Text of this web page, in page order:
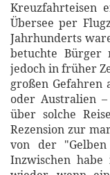
Kreuzfahrteisen
Übersee per
Jahrhunderts
betuchte Bürger
jedoch in früher
großen
oder Australien
über solche
Rezension zur
von der
Inzwischen